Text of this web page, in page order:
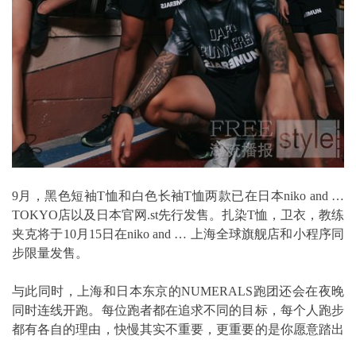
9月，黑色短袖T恤和白色长袖T恤两款已在日本niko and …
TOKYO店以及日本官网.st先行发售。扎染T恤，卫衣，教练
夹克将于10月15日在niko and … 上海全球旗舰店和小程序同
步限量发售。
与此同时，上海和日本东京的NUMERALS跑团还会在夜晚
同时连线开跑。每位跑者都在追求不同的目标，每个人跑步
都有各自的理由，快慢其实不重要，更重要的是你愿意踏出